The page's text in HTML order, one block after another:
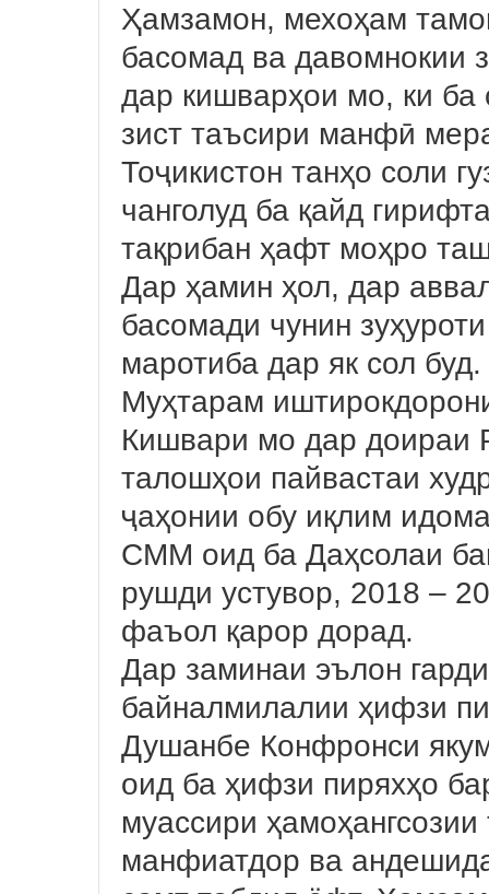
Ҳамзамон, мехоҳам
басомад ва давомнокии
дар кишварҳои мо, ки ба
зист таъсири манфӣ
Тоҷикистон танҳо соли
чанголуд ба қайд
тақрибан ҳафт моҳро
Дар ҳамин ҳол, дар
басомади чунин
маротиба дар як сол буд.
Муҳтарам
Кишвари мо дар доираи
талошҳои пайвастаи
ҷаҳонии обу иқлим
СММ оид ба Даҳсолаи
рушди устувор, 2018 –
фаъол қарор дорад.
Дар заминаи эълон
байналмилалии ҳифзи
Душанбе Конфронси
оид ба ҳифзи пиряхҳо
муассири
манфиатдор ва